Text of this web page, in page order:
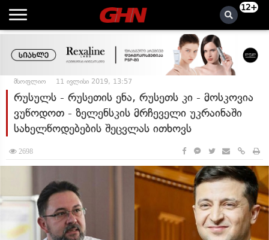
12+
მსოფლიო 11 ივლისი 2019, 13:57
რუსულს - რუსეთის ენა, რუსეთს კი - მოსკოვია
ვუწოდოთ - ზელენსკის მრჩეველი უკრაინაში
სახელწოდებების შეცვლას ითხოვს
2698